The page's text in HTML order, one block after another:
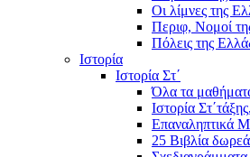
Οι λίμνες της
Περιφ, Νομοί
Πόλεις της
Ιστορία
Ιστορία Στ΄
Όλα τα
Ιστορία
Επαναληπτικά
25 Βιβλία